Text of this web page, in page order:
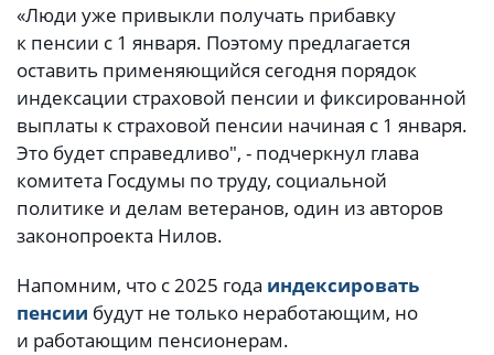
«Люди уже привыкли получать прибавку
к пенсии с 1 января. Поэтому предлагается
оставить применяющийся сегодня порядок
индексации страховой пенсии и фиксированной
выплаты к страховой пенсии начиная с 1 января.
Это будет справедливо", - подчеркнул глава
комитета Госдумы по труду, социальной
политике и делам ветеранов, один из авторов
законопроекта Нилов.
Напомним, что с 2025 года индексировать
пенсии будут не только неработающим, но
и работающим пенсионерам.